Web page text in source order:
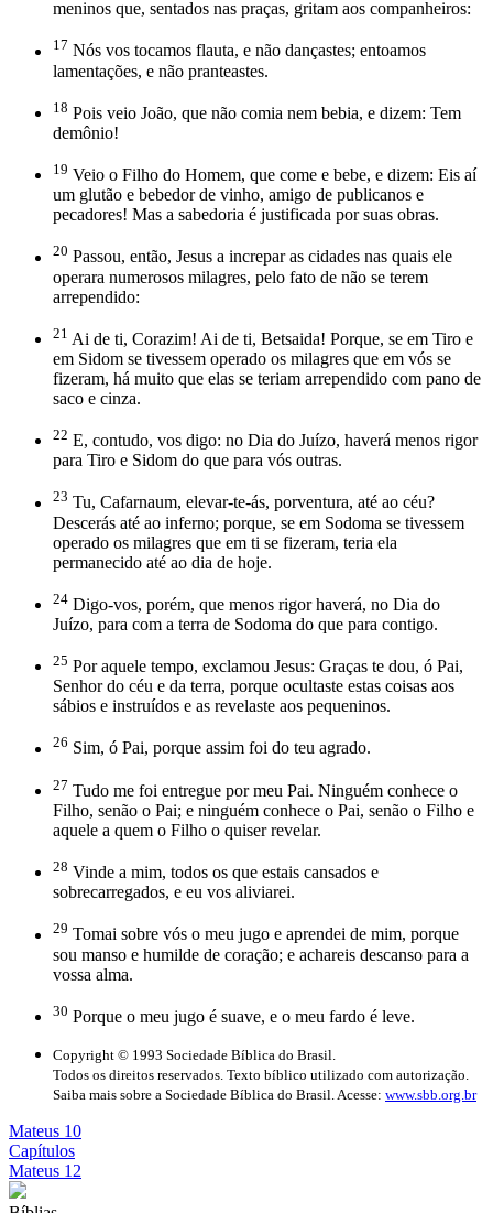
meninos que, sentados nas praças, gritam aos companheiros:
17 Nós vos tocamos flauta, e não dançastes; entoamos
lamentações, e não pranteastes.
18 Pois veio João, que não comia nem bebia, e dizem: Tem
demônio!
19 Veio o Filho do Homem, que come e bebe, e dizem: Eis aí
um glutão e bebedor de vinho, amigo de publicanos e
pecadores! Mas a sabedoria é justificada por suas obras.
20 Passou, então, Jesus a increpar as cidades nas quais ele
operara numerosos milagres, pelo fato de não se terem
arrependido:
21 Ai de ti, Corazim! Ai de ti, Betsaida! Porque, se em Tiro e
em Sidom se tivessem operado os milagres que em vós se
fizeram, há muito que elas se teriam arrependido com pano de
saco e cinza.
22 E, contudo, vos digo: no Dia do Juízo, haverá menos rigor
para Tiro e Sidom do que para vós outras.
23 Tu, Cafarnaum, elevar-te-ás, porventura, até ao céu?
Descerás até ao inferno; porque, se em Sodoma se tivessem
operado os milagres que em ti se fizeram, teria ela
permanecido até ao dia de hoje.
24 Digo-vos, porém, que menos rigor haverá, no Dia do
Juízo, para com a terra de Sodoma do que para contigo.
25 Por aquele tempo, exclamou Jesus: Graças te dou, ó Pai,
Senhor do céu e da terra, porque ocultaste estas coisas aos
sábios e instruídos e as revelaste aos pequeninos.
26 Sim, ó Pai, porque assim foi do teu agrado.
27 Tudo me foi entregue por meu Pai. Ninguém conhece o
Filho, senão o Pai; e ninguém conhece o Pai, senão o Filho e
aquele a quem o Filho o quiser revelar.
28 Vinde a mim, todos os que estais cansados e
sobrecarregados, e eu vos aliviarei.
29 Tomai sobre vós o meu jugo e aprendei de mim, porque
sou manso e humilde de coração; e achareis descanso para a
vossa alma.
30 Porque o meu jugo é suave, e o meu fardo é leve.
Copyright © 1993 Sociedade Bíblica do Brasil.
Todos os direitos reservados. Texto bíblico utilizado com autorização.
Saiba mais sobre a Sociedade Bíblica do Brasil. Acesse: www.sbb.org.br
Mateus 10
Capítulos
Mateus 12